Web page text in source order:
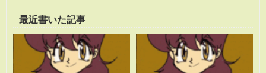
最近書いた記事